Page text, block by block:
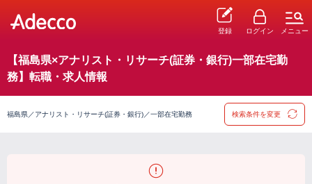
登録 ログイン メニュー
【福島県×アナリスト・リサーチ(証券・銀行)一部在宅勤
務】転職・求人情報
福島県／アナリスト・リサーチ(証券・銀行)／一部在宅勤務 検索条件を変更